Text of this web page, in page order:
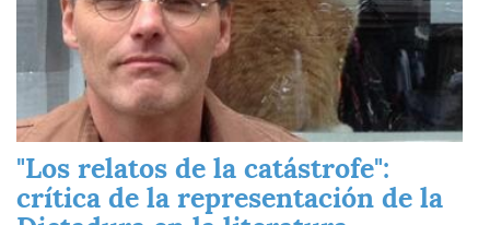
"Los relatos de la catástrofe":
crítica de la representación de la